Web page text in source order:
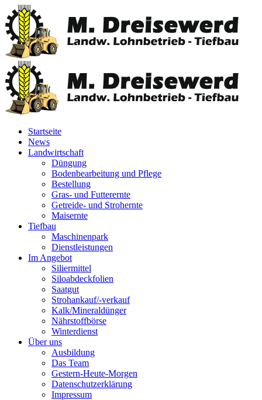
Startseite
News
Landwirtschaft
Düngung
Bodenbearbeitung und Pflege
Bestellung
Gras- und Futterernte
Getreide- und Strohernte
Maisernte
Tiefbau
Maschinenpark
Dienstleistungen
Im Angebot
Siliermittel
Siloabdeckfolien
Saatgut
Strohankauf/-verkauf
Kalk/Mineraldünger
Nährstoffbörse
Winterdienst
Über uns
Ausbildung
Das Team
Gestern-Heute-Morgen
Datenschutzerklärung
Impressum